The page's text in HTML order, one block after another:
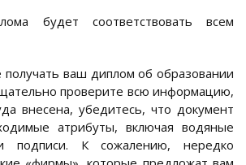
будет соответствовать всем
получать ваш диплом об образовании
проверите всю информацию,
внесена, убедитесь, что документ
атрибуты, включая водяные
подписи. К сожалению, нередко